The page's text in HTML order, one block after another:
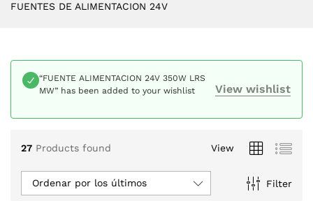
FUENTES DE ALIMENTACION 24V
View wishlist
“FUENTE ALIMENTACION 24V 350W LRS
MW” has been added to your wishlist
27 Products found View
Filter
Ordenar por los últimos